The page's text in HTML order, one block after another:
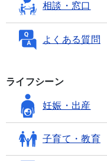
相談・窓口
よくある質問
ライフシーン
妊娠・出産
子育て・教育